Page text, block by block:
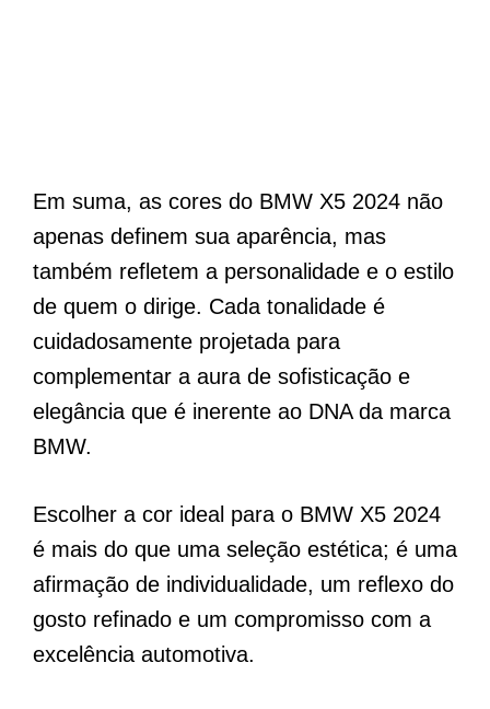
Em suma, as cores do BMW X5 2024 não
apenas definem sua aparência, mas
também refletem a personalidade e o estilo
de quem o dirige. Cada tonalidade é
cuidadosamente projetada para
complementar a aura de sofisticação e
elegância que é inerente ao DNA da marca
BMW.
Escolher a cor ideal para o BMW X5 2024
é mais do que uma seleção estética; é uma
afirmação de individualidade, um reflexo do
gosto refinado e um compromisso com a
excelência automotiva.